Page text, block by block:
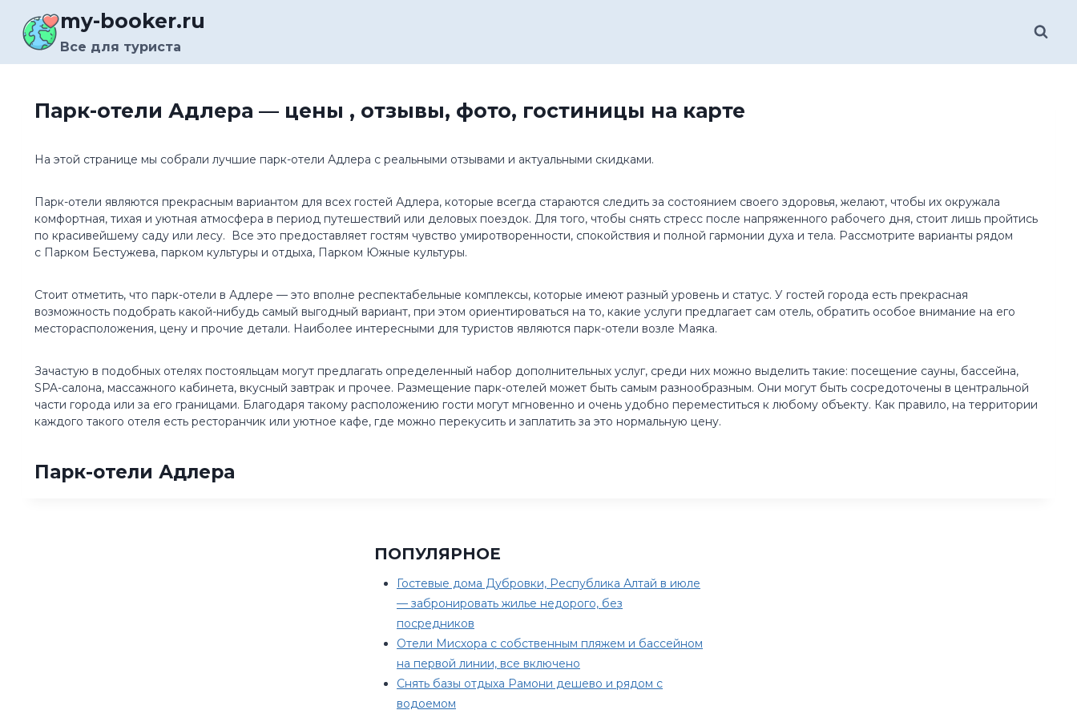
содержимому
my-booker.ru
Все для туриста
Парк-отели Адлера — цены , отзывы, фото, гостиницы на карте
На этой странице мы собрали лучшие парк-отели Адлера с реальными отзывами и актуальными скидками.
Парк-отели являются прекрасным вариантом для всех гостей Адлера, которые всегда стараются следить за состоянием своего здоровья, желают, чтобы их окружала
комфортная, тихая и уютная атмосфера в период путешествий или деловых поездок. Для того, чтобы снять стресс после напряженного рабочего дня, стоит лишь пройтись
по красивейшему саду или лесу. Все это предоставляет гостям чувство умиротворенности, спокойствия и полной гармонии духа и тела. Рассмотрите варианты рядом
с Парком Бестужева, парком культуры и отдыха, Парком Южные культуры.
Стоит отметить, что парк-отели в Адлере — это вполне респектабельные комплексы, которые имеют разный уровень и статус. У гостей города есть прекрасная
возможность подобрать какой-нибудь самый выгодный вариант, при этом ориентироваться на то, какие услуги предлагает сам отель, обратить особое внимание на его
месторасположения, цену и прочие детали. Наиболее интересными для туристов являются парк-отели возле Маяка.
Зачастую в подобных отелях постояльцам могут предлагать определенный набор дополнительных услуг, среди них можно выделить такие: посещение сауны, бассейна,
SPA-салона, массажного кабинета, вкусный завтрак и прочее. Размещение парк-отелей может быть самым разнообразным. Они могут быть сосредоточены в центральной
части города или за его границами. Благодаря такому расположению гости могут мгновенно и очень удобно переместиться к любому объекту. Как правило, на территории
каждого такого отеля есть ресторанчик или уютное кафе, где можно перекусить и заплатить за это нормальную цену.
Парк-отели Адлера
ПОПУЛЯРНОЕ
Гостевые дома Дубровки, Республика Алтай в июле
— забронировать жилье недорого, без
посредников
Отели Мисхора с собственным пляжем и бассейном
на первой линии, все включено
Снять базы отдыха Рамони дешево и рядом с
водоемом